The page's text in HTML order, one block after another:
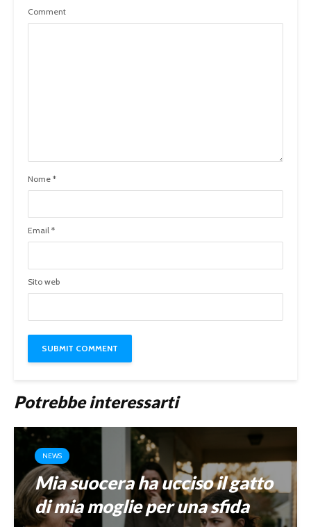
Comment
Nome *
Email *
Sito web
Potrebbe interessarti
NEWS
Mia suocera ha ucciso il gatto
di mia moglie per una sfida